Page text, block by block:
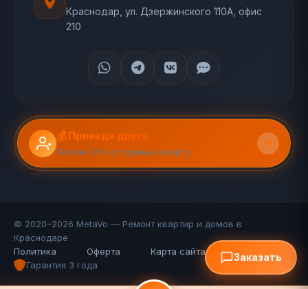
Краснодар, ул. Дзержинского 110А, офис
210
💰 Приведи друга
Получи 20% от суммы на карту
© 2020–2026 MetaVo — Ремонт квартир и домов в
Краснодаре
Политика
Оферта Карта сайта (110 стр.)
FAQ
Гарантия 3 года
Заказать